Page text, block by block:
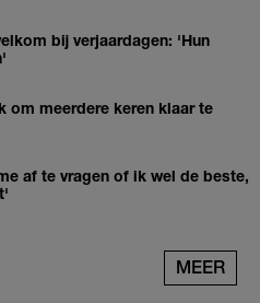
bij verjaardagen: 'Hun
om meerdere keren klaar te
af te vragen of ik wel de beste,
MEER